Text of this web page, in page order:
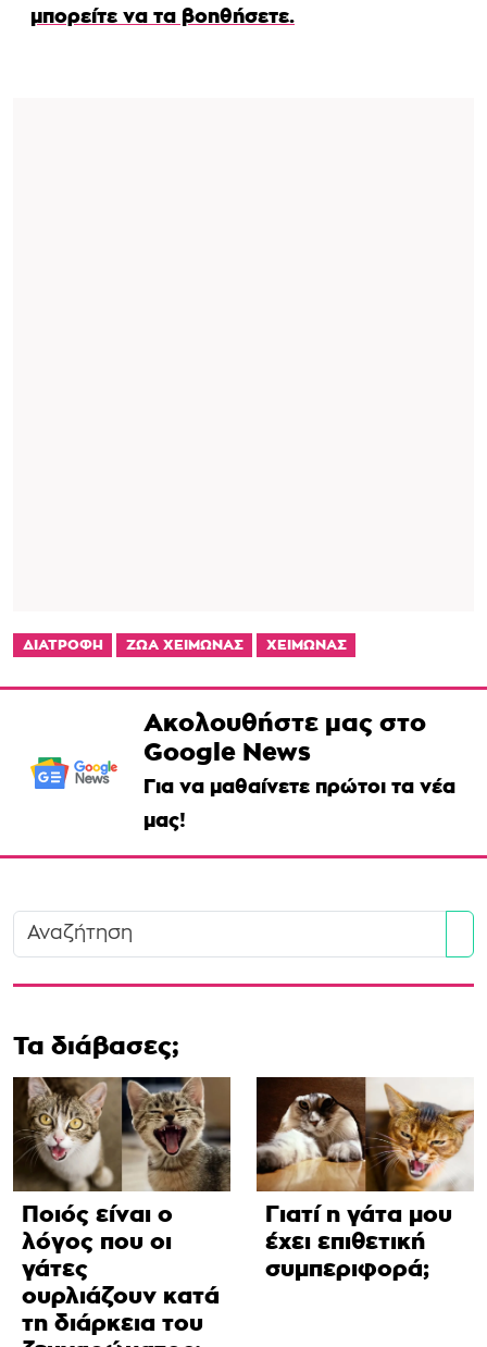
μπορείτε να τα βοηθήσετε.
ΔΙΑΤΡΟΦΗ ΖΩΑ ΧΕΙΜΩΝΑΣ ΧΕΙΜΩΝΑΣ
Ακολουθήστε μας στο
Google News
Για να μαθαίνετε πρώτοι τα νέα
μας!
Τα διάβασες;
Ποιός είναι ο
λόγος που οι
γάτες
ουρλιάζουν κατά
τη διάρκεια του
Γιατί η γάτα μου
έχει επιθετική
συμπεριφορά;